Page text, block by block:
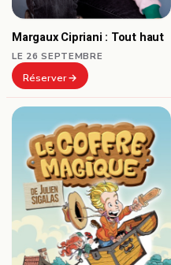
Margaux Cipriani : Tout haut
LE 26 SEPTEMBRE
Réserver